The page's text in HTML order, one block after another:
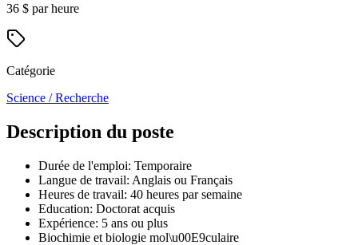
36 $ par heure
Catégorie
Science / Recherche
Description du poste
Durée de l'emploi: Temporaire
Langue de travail: Anglais ou Français
Heures de travail: 40 heures par semaine
Education: Doctorat acquis
Expérience: 5 ans ou plus
Biochimie et biologie mol\u00E9culaire